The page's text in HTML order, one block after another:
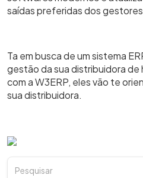
saídas preferidas dos
Ta em busca de um sistema
gestão da sua distribuidora de
com a W3ERP, eles vão te
sua distribuidora.